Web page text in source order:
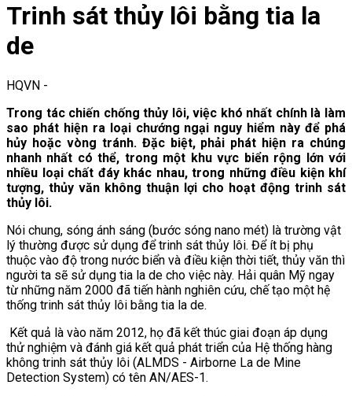
Trinh sát thủy lôi bằng tia la
de
HQVN -
Trong tác chiến chống thủy lôi, việc khó nhất chính là làm
sao phát hiện ra loại chướng ngại nguy hiểm này để phá
hủy hoặc vòng tránh. Đặc biệt, phải phát hiện ra chúng
nhanh nhất có thể, trong một khu vực biển rộng lớn với
nhiều loại chất đáy khác nhau, trong những điều kiện khí
tượng, thủy văn không thuận lợi cho hoạt động trinh sát
thủy lôi.
Nói chung, sóng ánh sáng (bước sóng nano mét) là trường vật
lý thường được sử dụng để trinh sát thủy lôi. Để ít bị phụ
thuộc vào độ trong nước biển và điều kiện thời tiết, thủy văn thì
người ta sẽ sử dụng tia la de cho việc này. Hải quân Mỹ ngay
từ những năm 2000 đã tiến hành nghiên cứu, chế tạo một hệ
thống trinh sát thủy lôi bằng tia la de.
Kết quả là vào năm 2012, họ đã kết thúc giai đoạn áp dụng
thử nghiệm và đánh giá kết quả phát triển của Hệ thống hàng
không trinh sát thủy lôi (ALMDS - Airborne La de Mine
Detection System) có tên AN/AES-1.